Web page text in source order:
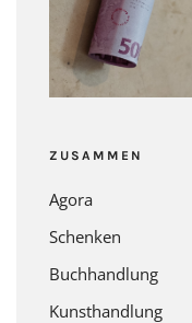
ZUSAMMEN
Agora
Schenken
Buchhandlung
Kunsthandlung